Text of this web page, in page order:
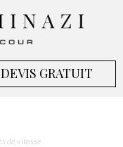
DEVIS GRATUIT
de vitesse